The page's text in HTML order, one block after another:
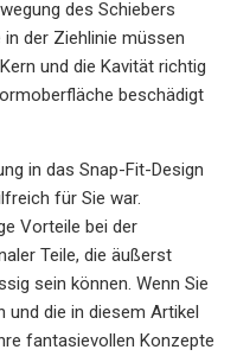
des Schiebers
der Ziehlinie müssen
und die Kavität richtig
beschädigt
in das Snap-Fit-Design
für Sie war.
Vorteile bei der
Teile, die äußerst
sein können. Wenn Sie
und die in diesem Artikel
fantasievollen Konzepte